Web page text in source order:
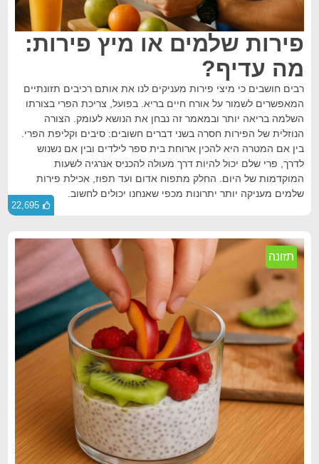
פירות שלמים או מיץ פירות:
מה עדיף?
רבים חושבים כי מיצי פירות מעניקים לנו את אותם רכיבים תזונתיים
המאפשרים לשמור על אורח חיים בריא. בפועל, צריכת הפרי בצורתו
השלמה בריאה יותר ובמאמר זה נבחן את הנושא לעומק. הצורה
הנוזלית של הפירות חסרה בשני דברים חשובים: סיבים וקליפת הפרי.
בין אם המטרה היא להכין ארוחת בית ספר לילדים ובין אם נשנוש
לדרך, פרי שלם יכול להיות דרך מעולה להכניס אנרגיה לשעות
המוקדמות של היום. החלק מתפוח אדום ועד תפוז, אכילת פירות
שלמים מעניקה יותר יתרונות מכפי שאנחנו יכולים לחשוב.
22,695
תזונה